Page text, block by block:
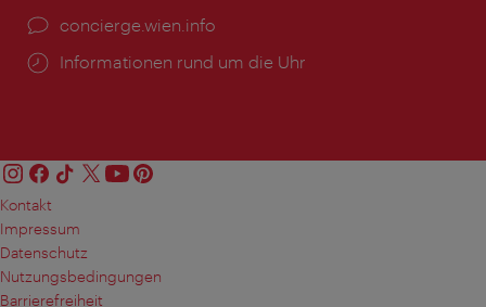
Ort:
concierge.wien.info
Öffnungszeiten:
Informationen rund um die Uhr
Kontakt
Impressum
Datenschutz
Nutzungsbedingungen
Barrierefreiheit